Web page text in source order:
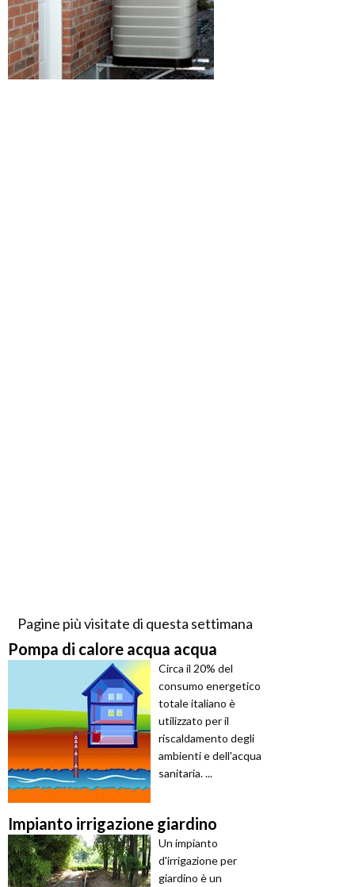
Pagine più visitate di questa settimana
Pompa di calore acqua acqua
Circa il 20% del
consumo energetico
totale italiano è
utilizzato per il
riscaldamento degli
ambienti e dell'acqua
sanitaria. ...
Impianto irrigazione giardino
Un impianto
d'irrigazione per
giardino è un